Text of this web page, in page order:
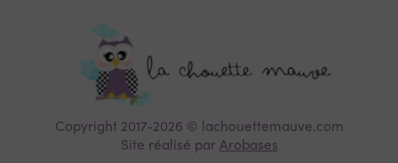
Copyright 2017-2026 © lachouettemauve.com
Site réalisé par Arobases